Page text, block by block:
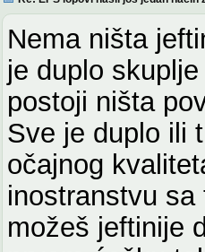
Nema ništa
je duplo
postoji ništa
Sve je duplo ili
očajnog
inostranstvu
možeš jeftinije